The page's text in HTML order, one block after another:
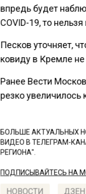
впредь будет
COVID-19, то
Песков уточняет,
ковиду в Кремле
Ранее Вести
резко увеличилось
БОЛЬШЕ АКТУАЛЬНЫХ
ВИДЕО В ТЕЛЕГРАМ-
РЕГИОНА".
ПОДПИСЫВАЙТЕСЬ НА
НОВОСТИ ДЗЕН